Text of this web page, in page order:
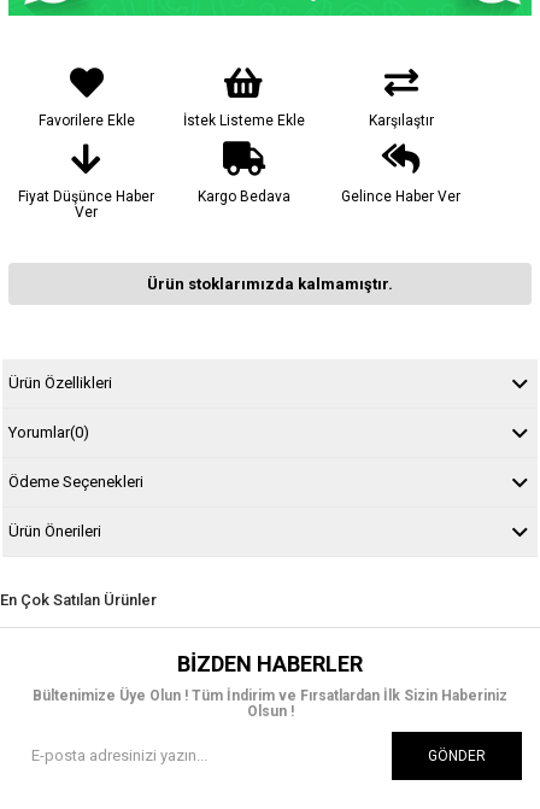
Favorilere Ekle İstek Listeme Ekle Karşılaştır
Fiyat Düşünce Haber
Ver
Kargo Bedava Gelince Haber Ver
Ürün stoklarımızda kalmamıştır.
Ürün Özellikleri
Yorumlar(0)
Ödeme Seçenekleri
Ürün Önerileri
En Çok Satılan Ürünler
BIZDEN HABERLER
Bültenimize Üye Olun ! Tüm İndirim ve Fırsatlardan İlk Sizin Haberiniz
Olsun !
GÖNDER